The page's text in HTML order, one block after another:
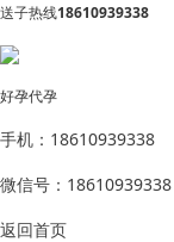
送子热线18610939338
好孕代孕
手机：18610939338
微信号：18610939338
返回首页